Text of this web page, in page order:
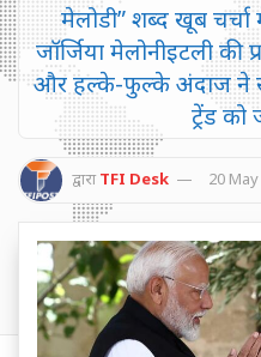
मेलोडी” शब्द खूब चर्चा
जॉर्जिया मेलोनीइटली की
और हल्के-फुल्के अंदाज ने
ट्रेंड को
द्वारा TFI Desk 20